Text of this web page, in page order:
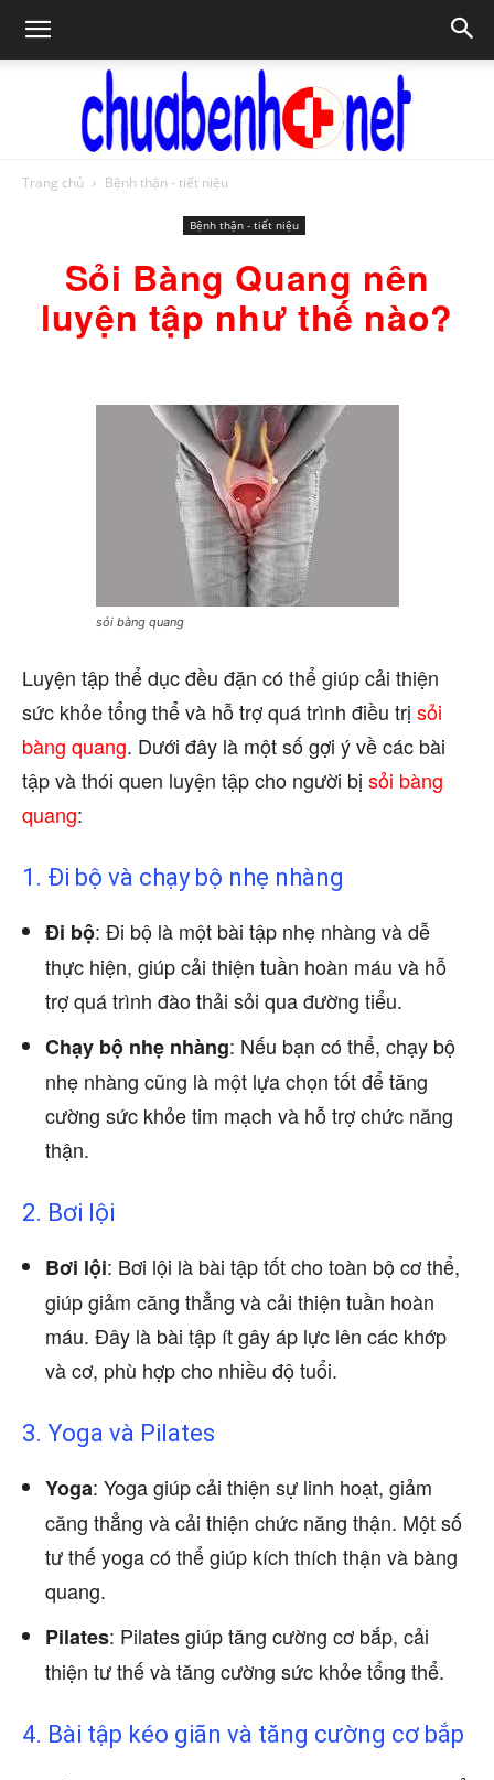
Trang chủ Bệnh thận - tiết niệu
Bệnh thận - tiết niệu
Sỏi Bàng Quang nên
luyện tập như thế nào?
sỏi bàng quang
Luyện tập thể dục đều đặn có thể giúp cải thiện
sức khỏe tổng thể và hỗ trợ quá trình điều trị sỏi
bàng quang. Dưới đây là một số gợi ý về các bài
tập và thói quen luyện tập cho người bị sỏi bàng
quang:
1. Đi bộ và chạy bộ nhẹ nhàng
Đi bộ: Đi bộ là một bài tập nhẹ nhàng và dễ
thực hiện, giúp cải thiện tuần hoàn máu và hỗ
trợ quá trình đào thải sỏi qua đường tiểu.
Chạy bộ nhẹ nhàng: Nếu bạn có thể, chạy bộ
nhẹ nhàng cũng là một lựa chọn tốt để tăng
cường sức khỏe tim mạch và hỗ trợ chức năng
thận.
2. Bơi lội
Bơi lội: Bơi lội là bài tập tốt cho toàn bộ cơ thể,
giúp giảm căng thẳng và cải thiện tuần hoàn
máu. Đây là bài tập ít gây áp lực lên các khớp
và cơ, phù hợp cho nhiều độ tuổi.
3. Yoga và Pilates
Yoga: Yoga giúp cải thiện sự linh hoạt, giảm
căng thẳng và cải thiện chức năng thận. Một số
tư thế yoga có thể giúp kích thích thận và bàng
quang.
Pilates: Pilates giúp tăng cường cơ bắp, cải
thiện tư thế và tăng cường sức khỏe tổng thể.
4. Bài tập kéo giãn và tăng cường cơ bắp